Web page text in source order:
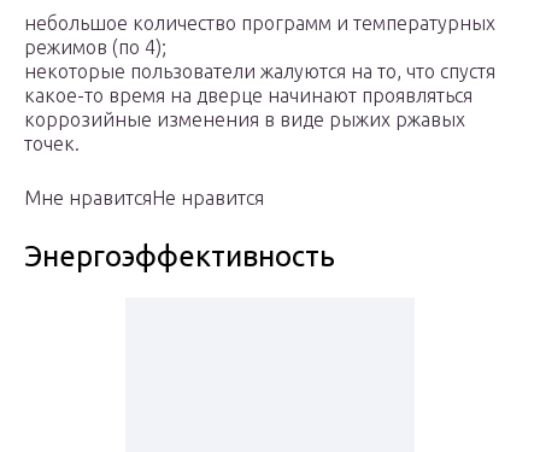
небольшое количество программ и температурных
режимов (по 4);
некоторые пользователи жалуются на то, что спустя
какое-то время на дверце начинают проявляться
коррозийные изменения в виде рыжих ржавых
точек.
Мне нравитсяНе нравится
Энергоэффективность